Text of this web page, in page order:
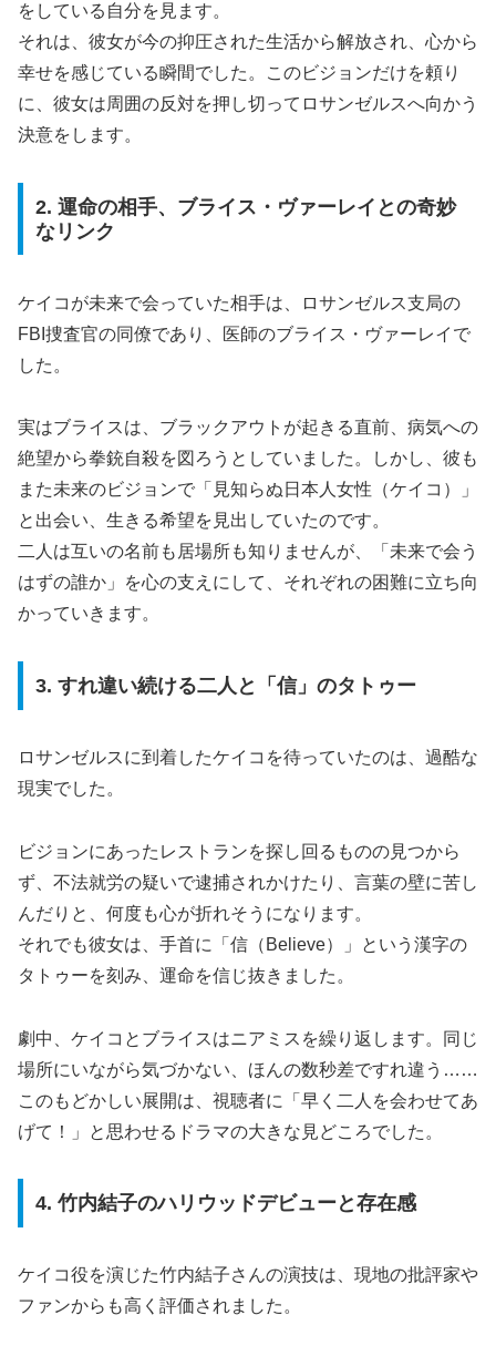
をしている自分を見ます。
それは、彼女が今の抑圧された生活から解放され、心から
幸せを感じている瞬間でした。このビジョンだけを頼り
に、彼女は周囲の反対を押し切ってロサンゼルスへ向かう
決意をします。
2. 運命の相手、ブライス・ヴァーレイとの奇妙
なリンク
ケイコが未来で会っていた相手は、ロサンゼルス支局の
FBI捜査官の同僚であり、医師のブライス・ヴァーレイで
した。
実はブライスは、ブラックアウトが起きる直前、病気への
絶望から拳銃自殺を図ろうとしていました。しかし、彼も
また未来のビジョンで「見知らぬ日本人女性（ケイコ）」
と出会い、生きる希望を見出していたのです。
二人は互いの名前も居場所も知りませんが、「未来で会う
はずの誰か」を心の支えにして、それぞれの困難に立ち向
かっていきます。
3. すれ違い続ける二人と「信」のタトゥー
ロサンゼルスに到着したケイコを待っていたのは、過酷な
現実でした。
ビジョンにあったレストランを探し回るものの見つから
ず、不法就労の疑いで逮捕されかけたり、言葉の壁に苦し
んだりと、何度も心が折れそうになります。
それでも彼女は、手首に「信（Believe）」という漢字の
タトゥーを刻み、運命を信じ抜きました。
劇中、ケイコとブライスはニアミスを繰り返します。同じ
場所にいながら気づかない、ほんの数秒差ですれ違う……
このもどかしい展開は、視聴者に「早く二人を会わせてあ
げて！」と思わせるドラマの大きな見どころでした。
4. 竹内結子のハリウッドデビューと存在感
ケイコ役を演じた竹内結子さんの演技は、現地の批評家や
ファンからも高く評価されました。